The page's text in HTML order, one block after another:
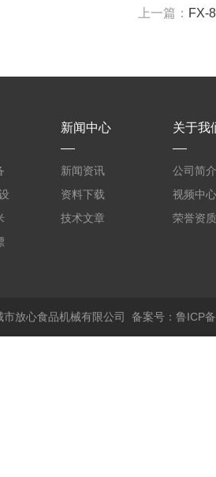
上一篇： FX-
新闻中心
新闻资讯
资料下载
技术文章
关于我
公司简介
视频中心
荣誉资质
放心食品机械有限公司 备案号：鲁ICP